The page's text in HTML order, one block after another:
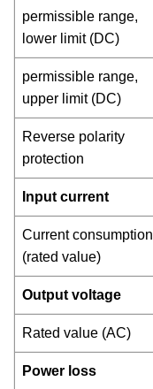
permissible range,
lower limit (DC)
permissible range,
upper limit (DC)
Reverse polarity
protection
Input current
Current consumption
(rated value)
Output voltage
Rated value (AC)
Power loss